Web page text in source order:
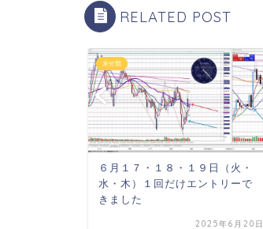
RELATED POST
未分類
６月１７・１８・１９日（火・
水・木）１回だけエントリーで
きました
2025年6月20日